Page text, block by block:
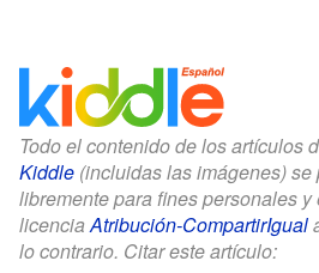
Todo el contenido de los artículos
Kiddle (incluidas las imágenes)
libremente para fines personales
licenciaAtribución-CompartirIgual
lo contrario. Citar este artículo: